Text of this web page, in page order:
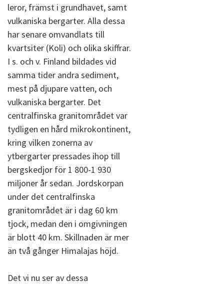
leror, främst i grundhavet, samt
vulkaniska bergarter. Alla dessa
har senare omvandlats till
kvartsiter (Koli) och olika skiffrar.
I s. och v. Finland bildades vid
samma tider andra sediment,
mest på djupare vatten, och
vulkaniska bergarter. Det
centralfinska granitområdet var
tydligen en hård mikrokontinent,
kring vilken zonerna av
ytbergarter pressades ihop till
bergskedjor för 1 800-1 930
miljoner år sedan. Jordskorpan
under det centralfinska
granitområdet är i dag 60 km
tjock, medan den i omgivningen
är blott 40 km. Skillnaden är mer
än två gånger Himalajas höjd.
Det vi nu ser av dessa